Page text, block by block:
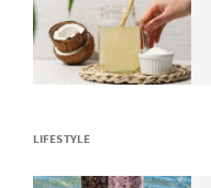
LIFESTYLE